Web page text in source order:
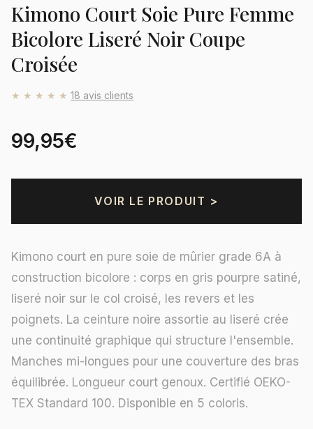
Kimono Court Soie Pure Femme
Bicolore Liseré Noir Coupe
Croisée
★★★★★ 18 avis clients
99,95€
VOIR LE PRODUIT >
Kimono court en pure soie de mûrier grade 6A à
construction bicolore : corps en gris pourpre satiné,
liseré noir sur le col croisé, les revers et les
poignets. La ceinture noire assortie au liseré crée
une continuité graphique qui structure l'ensemble.
Manches mi-longues pour une couverture des bras
équilibrée. Longueur court genoux. Certifié OEKO-
TEX Standard 100. Disponible en 5 coloris.